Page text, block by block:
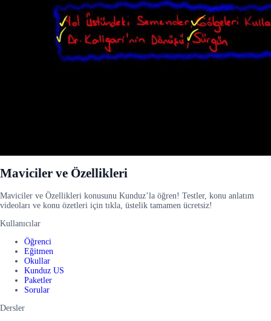
Maviciler ve Özellikleri
Maviciler ve Özellikleri konusunu Kunduz’la öğren! Testler, konu anlatım
videoları ve konu özetleri için tıkla, üstelik tamamen ücretsiz!
Kullanıcılar
Öğrenci
Eğitmen
Okullar
Kunduz US
Paketler
Sorular
Dersler